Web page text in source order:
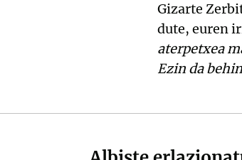
Gizarte
dute, euren
aterpetxea
Ezin da